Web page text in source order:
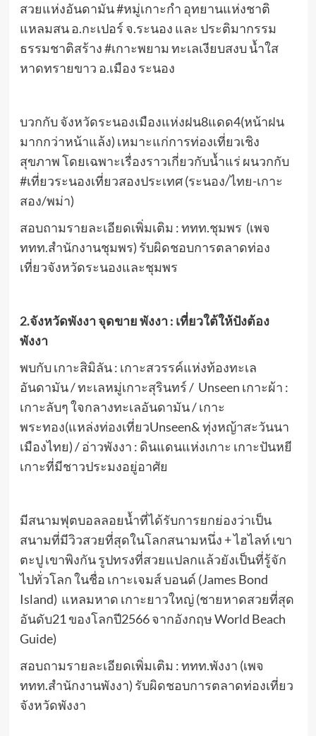
สวยแห่งอันดามัน #หมู่เกาะกำ อุทยานแห่งชาติ
แหลมสน อ.กะเปอร์ จ.ระนอง และ ประติมากรรม
ธรรมชาติสร้าง #เกาะพยาม ทะเลเงียบสงบ น้ำใส
หาดทรายขาว อ.เมือง ระนอง
บวกกับ จังหวัดระนองเมืองแห่งฝน8แดด4(หน้าฝน
มากกว่าหน้าแล้ง) เหมาะแก่การท่องเที่ยวเชิง
สุขภาพ โดยเฉพาะเรื่องราวเกี่ยวกับน้ำแร่ ผนวกกับ
#เที่ยวระนองเที่ยวสองประเทศ (ระนอง/ไทย-เกาะ
สอง/พม่า)
สอบถามรายละเอียดเพิ่มเติม : ททท.ชุมพร (เพจ
ททท.สำนักงานชุมพร) รับผิดชอบการตลาดท่อง
เที่ยวจังหวัดระนองและชุมพร
2.จังหวัดพังงา จุดขาย พังงา : เที่ยวใต้ให้ปังต้อง
พังงา
พบกับ เกาะสิมิลัน : เกาะสวรรค์แห่งท้องทะเล
อันดามัน / ทะเลหมู่เกาะสุรินทร์ / Unseen เกาะผ้า :
เกาะลับๆ ใจกลางทะเลอันดามัน / เกาะ
พระทอง(แหล่งท่องเที่ยวUnseen& ทุ่งหญ้าสะวันนา
เมืองไทย) / อ่าวพังงา : ดินแดนแห่งเกาะ เกาะปันหยี
เกาะที่มีชาวประมงอยู่อาศัย
มีสนามฟุตบอลลอยน้ำที่ได้รับการยกย่องว่าเป็น
สนามที่มีวิวสวยที่สุดในโลกสนามหนึ่ง + ไฮไลท์ เขา
ตะปู เขาพิงกัน รูปทรงที่สวยแปลกแล้วยังเป็นที่รู้จัก
ไปทั่วโลก ในชื่อ เกาะเจมส์ บอนด์ (James Bond
Island) แหลมหาด เกาะยาวใหญ่ (ชายหาดสวยที่สุด
อันดับ21 ของโลกปี2566 จากอังกฤษ World Beach
Guide)
สอบถามรายละเอียดเพิ่มเติม : ททท.พังงา (เพจ
ททท.สำนักงานพังงา) รับผิดชอบการตลาดท่องเที่ยว
จังหวัดพังงา